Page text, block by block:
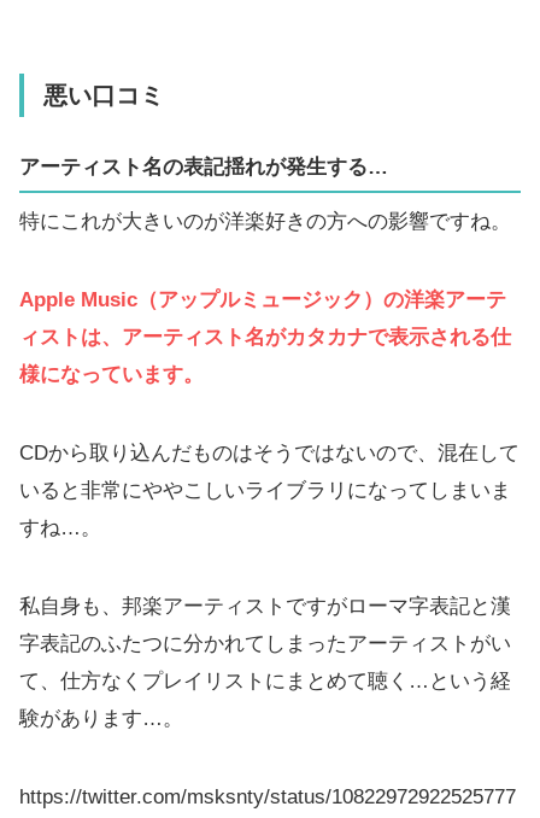
悪い口コミ
アーティスト名の表記揺れが発生する…
特にこれが大きいのが洋楽好きの方への影響ですね。
Apple Music（アップルミュージック）の洋楽アーテ
ィストは、アーティスト名がカタカナで表示される仕
様になっています。
CDから取り込んだものはそうではないので、混在して
いると非常にややこしいライブラリになってしまいま
すね…。
私自身も、邦楽アーティストですがローマ字表記と漢
字表記のふたつに分かれてしまったアーティストがい
て、仕方なくプレイリストにまとめて聴く…という経
験があります…。
https://twitter.com/msksnty/status/10822972922525777